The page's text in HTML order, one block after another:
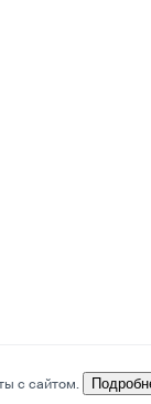
с сайтом.